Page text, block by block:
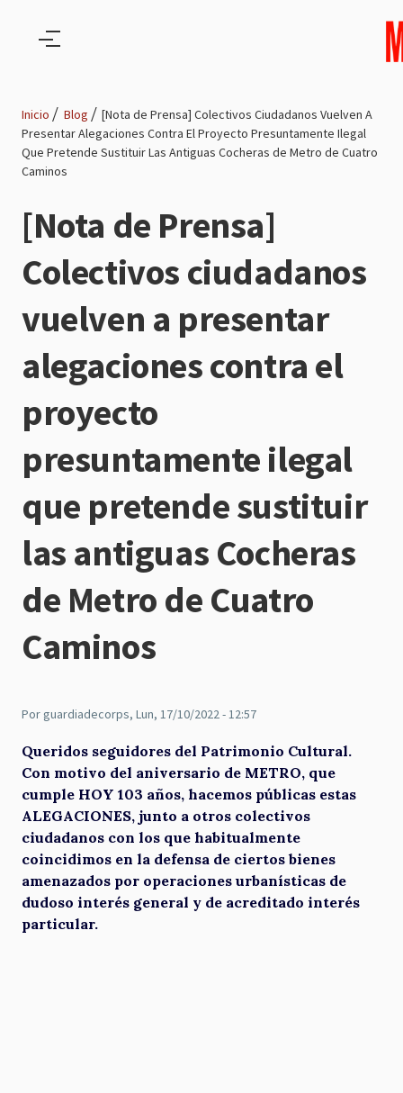
Ruta
navegación
Inicio Blog
[Nota de Prensa] Colectivos Ciudadanos Vuelven A
Presentar Alegaciones Contra El Proyecto Presuntamente Ilegal
Que Pretende Sustituir Las Antiguas Cocheras de Metro de Cuatro
Caminos
[Nota de Prensa]
Colectivos ciudadanos
vuelven a presentar
alegaciones contra el
proyecto
presuntamente ilegal
que pretende sustituir
las antiguas Cocheras
de Metro de Cuatro
Caminos
Porguardiadecorps, Lun, 17/10/2022 - 12:57
Queridos seguidores del Patrimonio Cultural.
Con motivo del aniversario de METRO, que
cumple HOY 103 años, hacemos públicas estas
ALEGACIONES, junto a otros colectivos
ciudadanos con los que habitualmente
coincidimos en la defensa de ciertos bienes
amenazados por operaciones urbanísticas de
dudoso interés general y de acreditado interés
particular.